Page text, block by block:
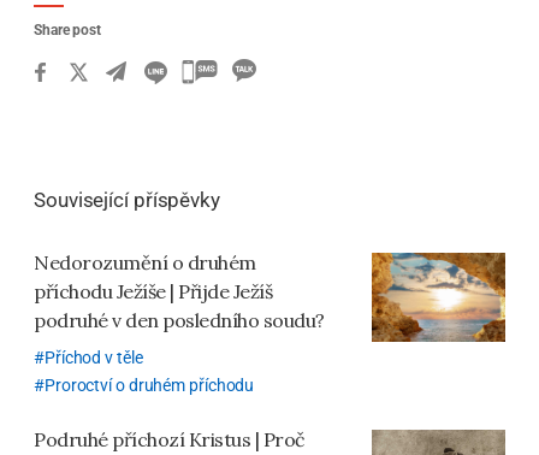
Share post
카
하
기
Související příspěvky
Nedorozumění o druhém
příchodu Ježíše | Přijde Ježíš
podruhé v den posledního soudu?
Příchod v těle
Proroctví o druhém příchodu
Podruhé příchozí Kristus | Proč